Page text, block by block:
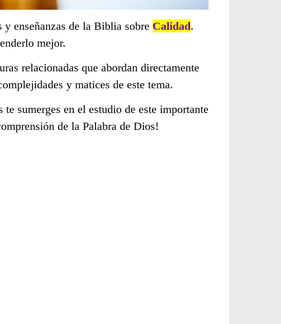
enseñanzas de la Biblia sobre Calidad.
mejor.
relacionadas que abordan directamente
y matices de este tema.
sumerges en el estudio de este importante
de la Palabra de Dios!